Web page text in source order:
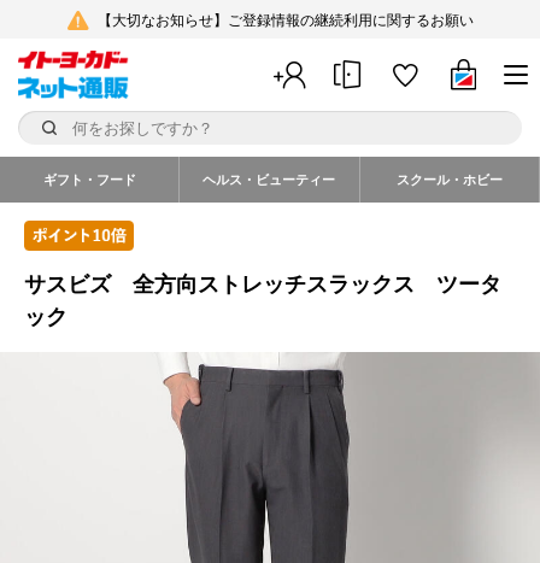
【大切なお知らせ】ご登録情報の継続利用に関するお願い
ギフト・フード ヘルス・ビューティー スクール・ホビー
サスビズ 全方向ストレッチスラックス ツータ
ック